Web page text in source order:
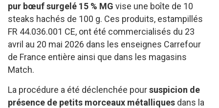
pur bœuf surgelé 15 % MG vise une boîte de 10
steaks hachés de 100 g. Ces produits, estampillés
FR 44.036.001 CE, ont été commercialisés du 23
avril au 20 mai 2026 dans les enseignes Carrefour
de France entière ainsi que dans les magasins
Match.
La procédure a été déclenchée poursuspicion de
présence de petits morceaux métalliques dans la